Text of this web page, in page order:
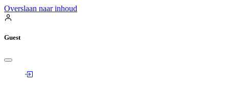
Overslaan naar inhoud
Guest